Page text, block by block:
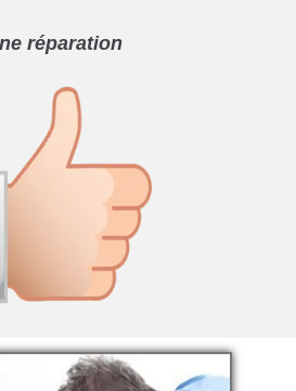
réparation